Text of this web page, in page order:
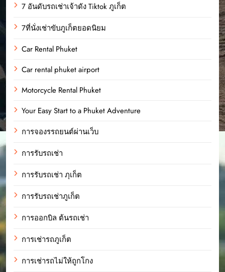
7 อันดับรถเช่าเจ้าดัง Tiktok ภูเก็ต
7ที่นั่งเช่าขับภูเก็ตยอดนิยม
Car Rental Phuket
Car rental phuket airport
Motorcycle Rental Phuket
Your Easy Start to a Phuket Adventure
การจองรรถยนต์ผ่านเว็บ
การรับรถเช่า
การรับรถเช่า ภุเก็ต
การรับรถเช่าภูเก็ต
การออกบิล ต้นรถเช่า
การเช่ารถภูเก็ต
การเช่ารถไม่ให้ถูกโกง